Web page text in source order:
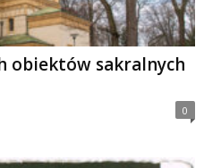
obiektów sakralnych
0